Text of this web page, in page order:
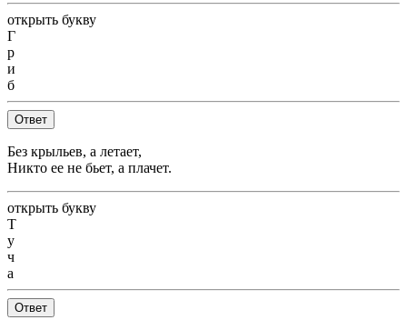
открыть букву
Г
р
и
б
Ответ
Без крыльев, а летает,
Никто ее не бьет, а плачет.
открыть букву
Т
у
ч
а
Ответ